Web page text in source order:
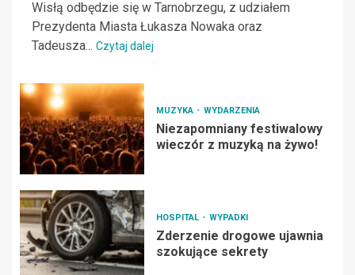
Wisłą odbędzie się w Tarnobrzegu, z udziałem
Prezydenta Miasta Łukasza Nowaka oraz
Tadeusza... Czytaj dalej
MUZYKA WYDARZENIA
Niezapomniany festiwalowy
wieczór z muzyką na żywo!
HOSPITAL WYPADKI
Zderzenie drogowe ujawnia
szokujące sekrety